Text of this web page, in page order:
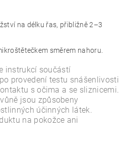
na délku řas, přibližně 2–3
směrem nahoru.
instrukcí součástí
provedení testu snášenlivosti
s očima a se sliznicemi.
jsou způsobeny
účinných látek.
na pokožce ani